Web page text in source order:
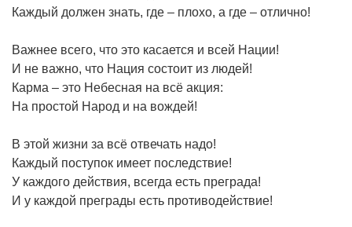
Каждый должен знать, где – плохо, а где – отлично!
Важнее всего, что это касается и всей Нации!
И не важно, что Нация состоит из людей!
Карма – это Небесная на всё акция:
На простой Народ и на вождей!
В этой жизни за всё отвечать надо!
Каждый поступок имеет последствие!
У каждого действия, всегда есть преграда!
И у каждой преграды есть противодействие!